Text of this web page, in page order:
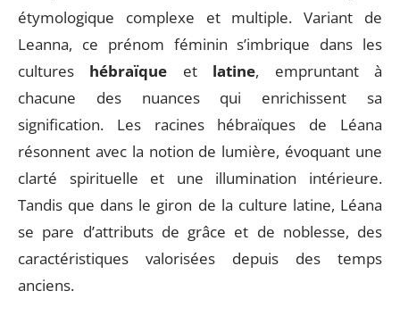
étymologique complexe et multiple. Variant de
Leanna, ce prénom féminin s’imbrique dans les
cultures hébraïque et latine, empruntant à
chacune des nuances qui enrichissent sa
signification. Les racines hébraïques de Léana
résonnent avec la notion de lumière, évoquant une
clarté spirituelle et une illumination intérieure.
Tandis que dans le giron de la culture latine, Léana
se pare d’attributs de grâce et de noblesse, des
caractéristiques valorisées depuis des temps
anciens.